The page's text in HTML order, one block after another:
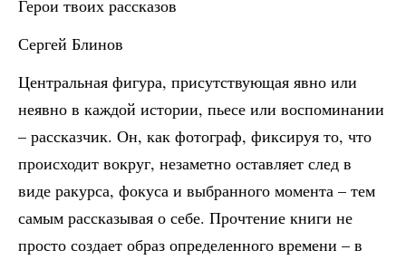
Герои твоих рассказов
Сергей Блинов
Центральная фигура, присутствующая явно или
неявно в каждой истории, пьесе или воспоминании
– рассказчик. Он, как фотограф, фиксируя то, что
происходит вокруг, незаметно оставляет след в
виде ракурса, фокуса и выбранного момента – тем
самым рассказывая о себе. Прочтение книги не
просто создает образ определенного времени – в